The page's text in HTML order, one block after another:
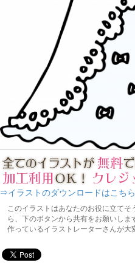
⇒イラストのダウンロードはこちら